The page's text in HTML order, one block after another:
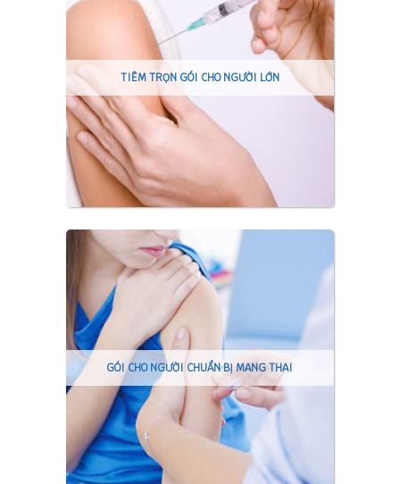
TIÊM TRỌN GÓI CHO NGƯỜI LỚN
GÓI CHO NGƯỜI CHUẨN BỊ MANG THAI